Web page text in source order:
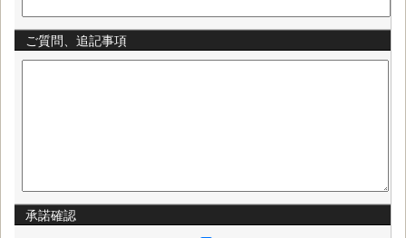
ご質問、追記事項
承諾確認